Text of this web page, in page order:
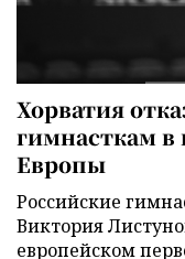
Хорватия
гимнасткам в
Европы
Российские
Виктория
европейском